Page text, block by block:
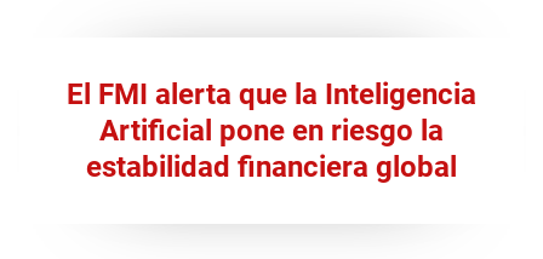
El FMI alerta que la Inteligencia
Artificial pone en riesgo la
estabilidad financiera global